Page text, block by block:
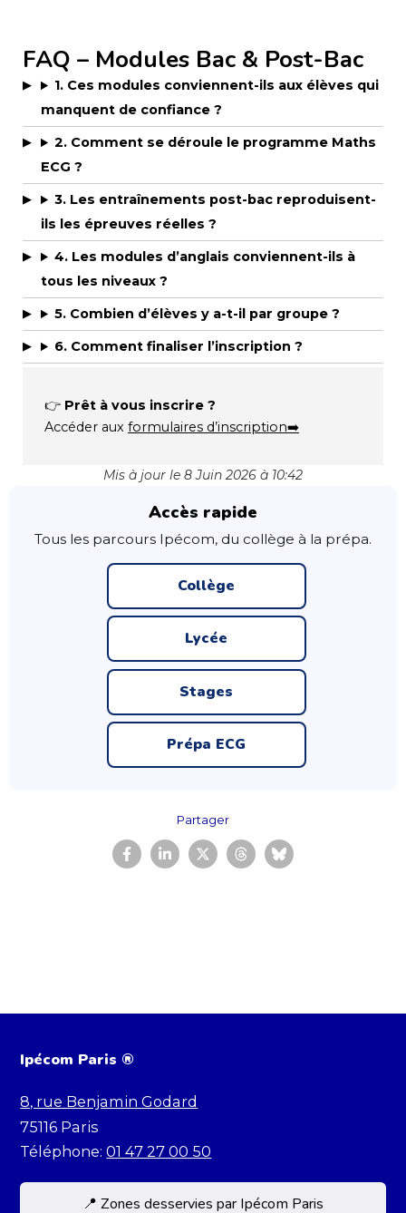
FAQ – Modules Bac & Post-Bac
1. Ces modules conviennent-ils aux élèves qui
manquent de confiance ?
2. Comment se déroule le programme Maths
ECG ?
3. Les entraînements post-bac reproduisent-
ils les épreuves réelles ?
4. Les modules d’anglais conviennent-ils à
tous les niveaux ?
5. Combien d’élèves y a-t-il par groupe ?
6. Comment finaliser l’inscription ?
👉 Prêt à vous inscrire ?
Accéder aux formulaires d’inscription➡️
Mis à jour le 8 Juin 2026 à 10:42
Accès rapide
Tous les parcours Ipécom, du collège à la prépa.
Collège
Lycée
Stages
Prépa ECG
Partager
Ipécom Paris ®
8, rue Benjamin Godard
75116 Paris
Téléphone:01 47 27 00 50
📍 Zones desservies par Ipécom Paris